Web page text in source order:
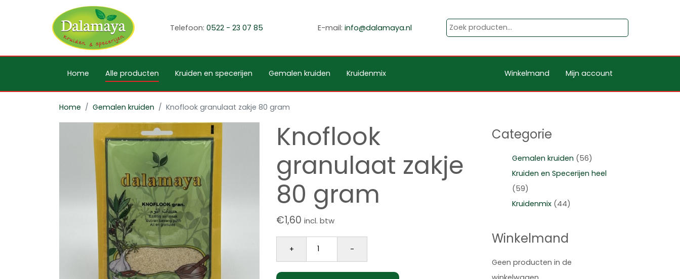
Telefoon:0522 - 23 07 85 E-mail: info@dalamaya.nl
Home Alle producten Kruiden en specerijen Gemalen kruiden Kruidenmix Winkelmand Mijn account
Home Gemalen kruiden Knoflook granulaat zakje 80 gram
Knoflook
granulaat zakje
80 gram
€1,60 incl. btw
+
Knoflook granulaat zakje 80 gram aantal
-
Categorie
Gemalen kruiden (56)
Kruiden en Specerijen heel
(59)
Kruidenmix (44)
Winkelmand
Geen producten in de